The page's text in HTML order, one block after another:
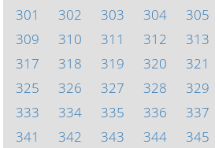
301
302 303 304 305
309
310 311 312 313
317
318 319 320 321
325
326 327 328 329
333
334 335 336 337
341
342 343 344 345